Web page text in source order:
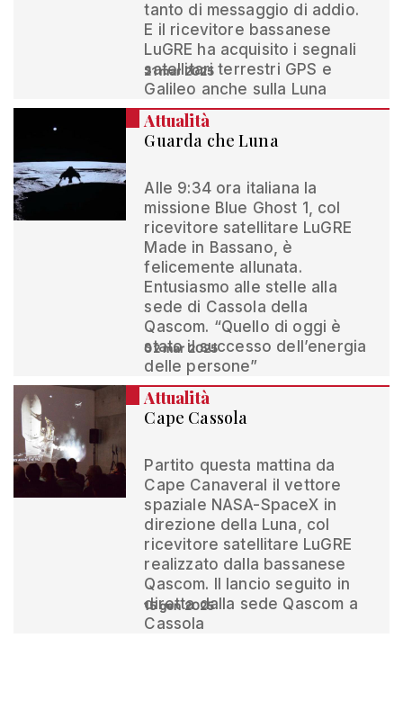
tanto di messaggio di addio.
E il ricevitore bassanese
LuGRE ha acquisito i segnali
satellitari terrestri GPS e
Galileo anche sulla Luna
21 mar 2025
Attualità
Guarda che Luna
Alle 9:34 ora italiana la
missione Blue Ghost 1, col
ricevitore satellitare LuGRE
Made in Bassano, è
felicemente allunata.
Entusiasmo alle stelle alla
sede di Cassola della
Qascom. “Quello di oggi è
stato il successo dell’energia
delle persone”
02 mar 2025
Attualità
Cape Cassola
Partito questa mattina da
Cape Canaveral il vettore
spaziale NASA-SpaceX in
direzione della Luna, col
ricevitore satellitare LuGRE
realizzato dalla bassanese
Qascom. Il lancio seguito in
diretta dalla sede Qascom a
Cassola
15 gen 2025